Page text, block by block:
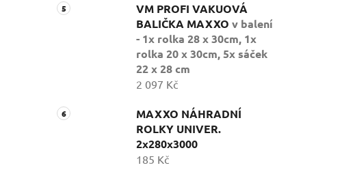
VM PROFI VAKUOVÁ
BALIČKA MAXXO v balení
- 1x rolka 28 x 30cm, 1x
rolka 20 x 30cm, 5x sáček
22 x 28 cm
2 097 Kč
MAXXO NÁHRADNÍ
ROLKY UNIVER.
2x280x3000
185 Kč